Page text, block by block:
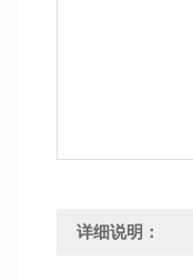
详细说明：